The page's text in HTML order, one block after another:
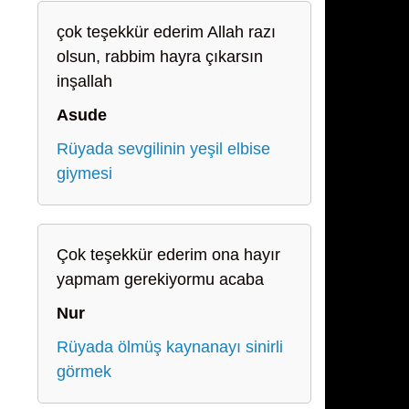
çok teşekkür ederim Allah razı
olsun, rabbim hayra çıkarsın
inşallah
Asude
Rüyada sevgilinin yeşil elbise
giymesi
Çok teşekkür ederim ona hayır
yapmam gerekiyormu acaba
Nur
Rüyada ölmüş kaynanayı sinirli
görmek